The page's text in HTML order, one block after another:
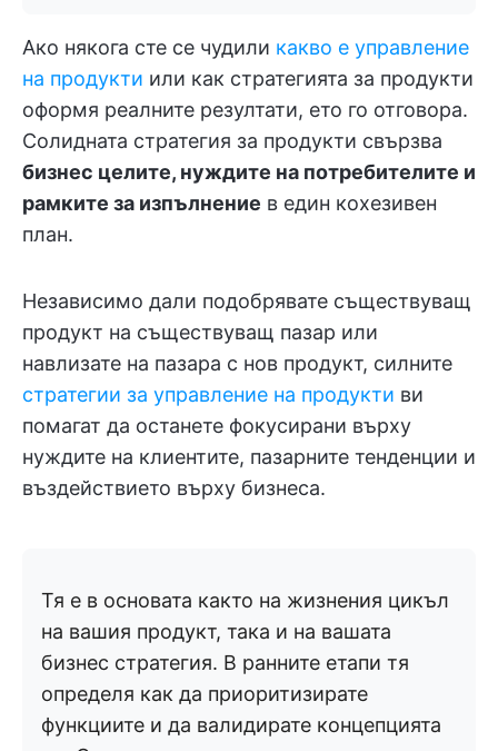
Ако някога сте се чудили какво е управление
на продукти или как стратегията за продукти
оформя реалните резултати, ето го отговора.
Солидната стратегия за продукти свързва
бизнес целите, нуждите на потребителите и
рамките за изпълнение в един кохезивен
план.
Независимо дали подобрявате съществуващ
продукт на съществуващ пазар или
навлизате на пазара с нов продукт, силните
стратегии за управление на продукти ви
помагат да останете фокусирани върху
нуждите на клиентите, пазарните тенденции и
въздействието върху бизнеса.
Тя е в основата както на жизнения цикъл
на вашия продукт, така и на вашата
бизнес стратегия. В ранните етапи тя
определя как да приоритизирате
функциите и да валидирате концепцията